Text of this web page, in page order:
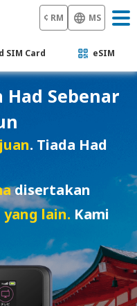
¢ RM MS
SIM Card eSIM
Had Sebenar
. Tiada Had
disertakan
lain. Kami